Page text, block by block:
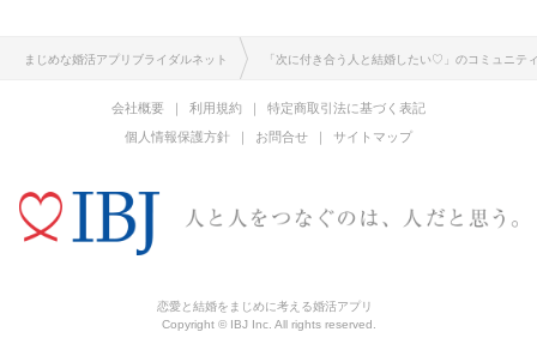
まじめな婚活アプリブライダルネット 「次に付き合う人と結婚したい♡」のコミュニテ
会社概要 利用規約
特定商取引法に基づく表記
個人情報保護方針
お問合せ サイトマップ
恋愛と結婚をまじめに考える婚活アプリ
Copyright © IBJ Inc. All rights reserved.